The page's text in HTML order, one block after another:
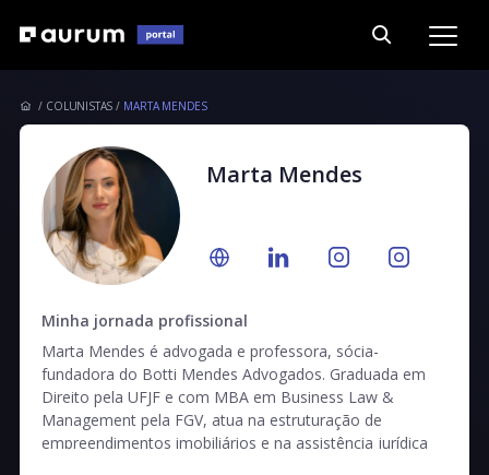
COLUNISTAS MARTA MENDES
Marta Mendes
Minha jornada profissional
Marta Mendes é advogada e professora, sócia-
fundadora do Botti Mendes Advogados. Graduada em
Direito pela UFJF e com MBA em Business Law &
Management pela FGV, atua na estruturação de
empreendimentos imobiliários e na assistência jurídica